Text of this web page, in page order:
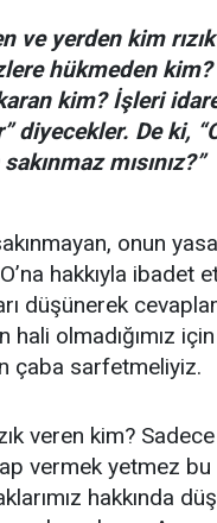
ve yerden kim
hükmeden
kim? İşleri
diyecekler. De ki,
mısınız?”
onun
hakkıyla ibadet
düşünerek
hali olmadığımız
çaba sarfetmeliyiz.
veren kim?
vermek yetmez
hakkında